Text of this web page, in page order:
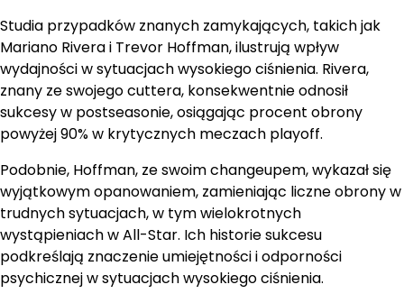
Studia przypadków znanych zamykających, takich jak
Mariano Rivera i Trevor Hoffman, ilustrują wpływ
wydajności w sytuacjach wysokiego ciśnienia. Rivera,
znany ze swojego cuttera, konsekwentnie odnosił
sukcesy w postseasonie, osiągając procent obrony
powyżej 90% w krytycznych meczach playoff.
Podobnie, Hoffman, ze swoim changeupem, wykazał się
wyjątkowym opanowaniem, zamieniając liczne obrony w
trudnych sytuacjach, w tym wielokrotnych
wystąpieniach w All-Star. Ich historie sukcesu
podkreślają znaczenie umiejętności i odporności
psychicznej w sytuacjach wysokiego ciśnienia.